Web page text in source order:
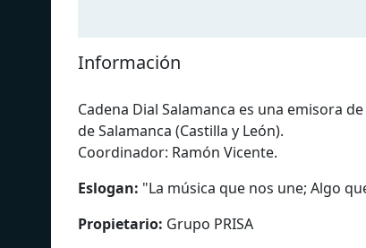
Información
Cadena Dial Salamanca es una emisora
de Salamanca (Castilla y León).
Coordinador: Ramón Vicente.
Eslogan: "La música que nos une; Algo
Propietario: Grupo PRISA